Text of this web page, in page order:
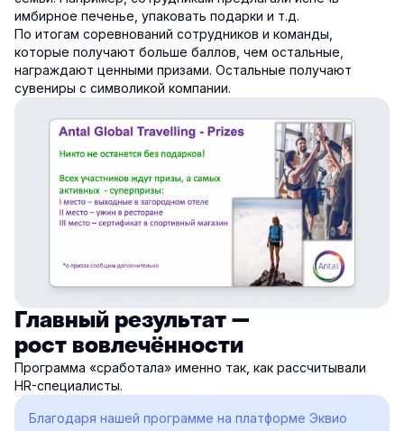
имбирное печенье, упаковать подарки и т.д.
По итогам соревнований сотрудников и команды,
которые получают больше баллов, чем остальные,
награждают ценными призами. Остальные получают
сувениры с символикой компании.
Главный результат —
рост вовлечённости
Программа «сработала» именно так, как рассчитывали
HR-специалисты.
Благодаря нашей программе на платформе Эквио